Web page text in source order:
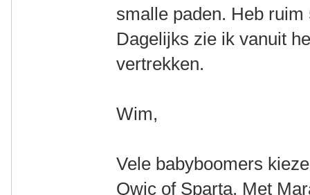
smalle paden. Heb
Dagelijks zie ik vanuit
vertrekken.
Wim,
Vele babyboomers
Qwic of Sparta. Met